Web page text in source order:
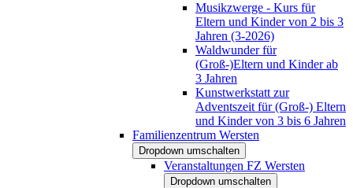
Musikzwerge - Kurs für
Eltern und Kinder von 2 bis 3
Jahren (3-2026)
Waldwunder für
(Groß-)Eltern und Kinder ab
3 Jahren
Kunstwerkstatt zur
Adventszeit für (Groß-) Eltern
und Kinder von 3 bis 6 Jahren
Familienzentrum Wersten
Dropdown umschalten
Veranstaltungen FZ Wersten
Dropdown umschalten